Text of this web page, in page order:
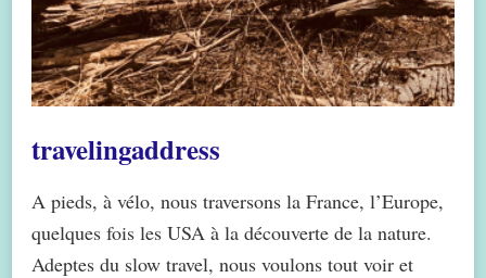
travelingaddress
A pieds, à vélo, nous traversons la France, l’Europe,
quelques fois les USA à la découverte de la nature.
Adeptes du slow travel, nous voulons tout voir et